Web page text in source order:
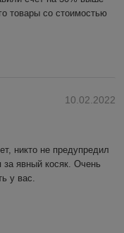
товары со стоимостью
10.02.2022
никто не предупредил
за явный косяк. Очень
у вас.